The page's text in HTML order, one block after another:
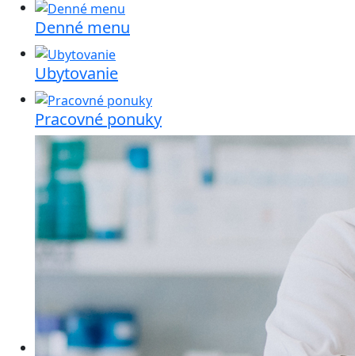
Denné menu
Ubytovanie
Pracovné ponuky